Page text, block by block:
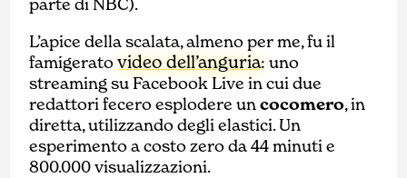
L’apice della scalata, almeno per me, fu il
famigeratovideo dell’anguria: uno
streaming su Facebook Live in cui due
redattori fecero esplodere uncocomero, in
diretta, utilizzando degli elastici. Un
esperimento a costo zero da 44 minuti e
800.000 visualizzazioni.